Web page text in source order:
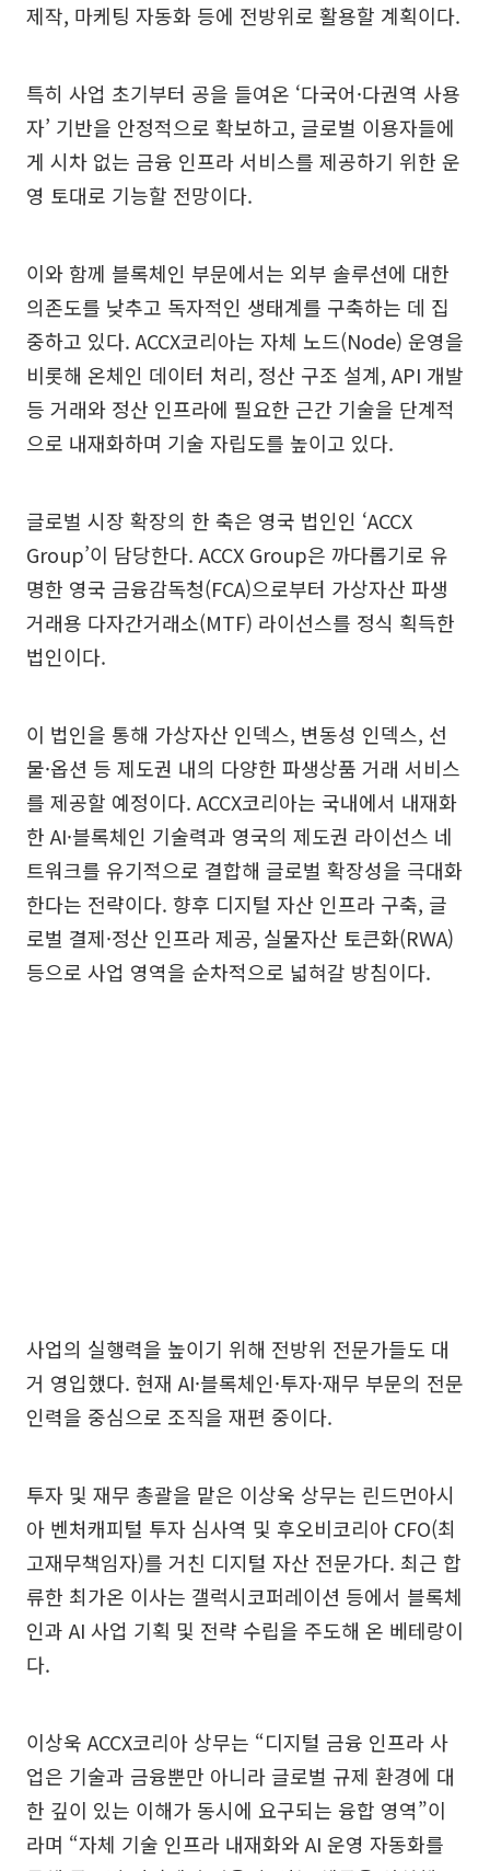
제작, 마케팅 자동화 등에 전방위로 활용할 계획이다.
특히 사업 초기부터 공을 들여온 ‘다국어·다권역 사용
자’ 기반을 안정적으로 확보하고, 글로벌 이용자들에
게 시차 없는 금융 인프라 서비스를 제공하기 위한 운
영 토대로 기능할 전망이다.
이와 함께 블록체인 부문에서는 외부 솔루션에 대한
의존도를 낮추고 독자적인 생태계를 구축하는 데 집
중하고 있다. ACCX코리아는 자체 노드(Node) 운영을
비롯해 온체인 데이터 처리, 정산 구조 설계, API 개발
등 거래와 정산 인프라에 필요한 근간 기술을 단계적
으로 내재화하며 기술 자립도를 높이고 있다.
글로벌 시장 확장의 한 축은 영국 법인인 ‘ACCX
Group’이 담당한다. ACCX Group은 까다롭기로 유
명한 영국 금융감독청(FCA)으로부터 가상자산 파생
거래용 다자간거래소(MTF) 라이선스를 정식 획득한
법인이다.
이 법인을 통해 가상자산 인덱스, 변동성 인덱스, 선
물·옵션 등 제도권 내의 다양한 파생상품 거래 서비스
를 제공할 예정이다. ACCX코리아는 국내에서 내재화
한 AI·블록체인 기술력과 영국의 제도권 라이선스 네
트워크를 유기적으로 결합해 글로벌 확장성을 극대화
한다는 전략이다. 향후 디지털 자산 인프라 구축, 글
로벌 결제·정산 인프라 제공, 실물자산 토큰화(RWA)
등으로 사업 영역을 순차적으로 넓혀갈 방침이다.
사업의 실행력을 높이기 위해 전방위 전문가들도 대
거 영입했다. 현재 AI·블록체인·투자·재무 부문의 전문
인력을 중심으로 조직을 재편 중이다.
투자 및 재무 총괄을 맡은 이상욱 상무는 린드먼아시
아 벤처캐피털 투자 심사역 및 후오비코리아 CFO(최
고재무책임자)를 거친 디지털 자산 전문가다. 최근 합
류한 최가온 이사는 갤럭시코퍼레이션 등에서 블록체
인과 AI 사업 기획 및 전략 수립을 주도해 온 베테랑이
다.
이상욱 ACCX코리아 상무는 “디지털 금융 인프라 사
업은 기술과 금융뿐만 아니라 글로벌 규제 환경에 대
한 깊이 있는 이해가 동시에 요구되는 융합 영역”이
라며 “자체 기술 인프라 내재화와 AI 운영 자동화를